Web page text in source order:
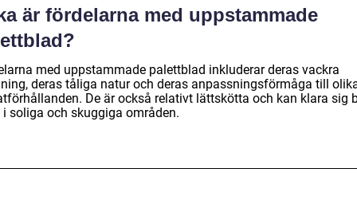
är fördelarna med uppstammade
med uppstammade palettblad inkluderar deras vackra
deras tåliga natur och deras anpassningsförmåga till
De är också relativt lättskötta och kan klara sig
i soliga och skuggiga områden.